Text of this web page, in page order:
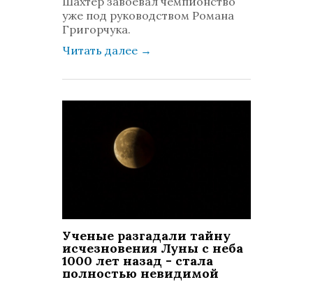
комментариев: 0
уже под руководством Романа
Григорчука.
Читать далее →
Ученые разгадали тайну
исчезновения Луны с неба
1000 лет назад - стала
полностью невидимой